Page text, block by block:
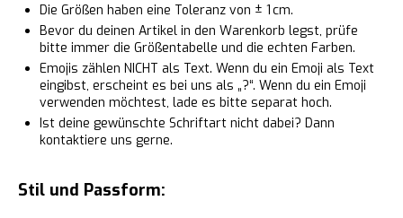
Die Größen haben eine Toleranz von ± 1 cm.
Bevor du deinen Artikel in den Warenkorb legst, prüfe
bitte immer die Größentabelle und die echten Farben.
Emojis zählen NICHT als Text. Wenn du ein Emoji als Text
eingibst, erscheint es bei uns als „?“. Wenn du ein Emoji
verwenden möchtest, lade es bitte separat hoch.
Ist deine gewünschte Schriftart nicht dabei? Dann
kontaktiere uns gerne.
Stil und Passform: